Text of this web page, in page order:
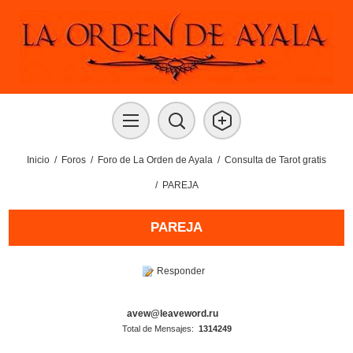
Inicio / Foros / Foro de La Orden de Ayala / Consulta de Tarot gratis
/ PAREJA
PAREJA
Responder
avew@leaveword.ru
Total de Mensajes: 1314249